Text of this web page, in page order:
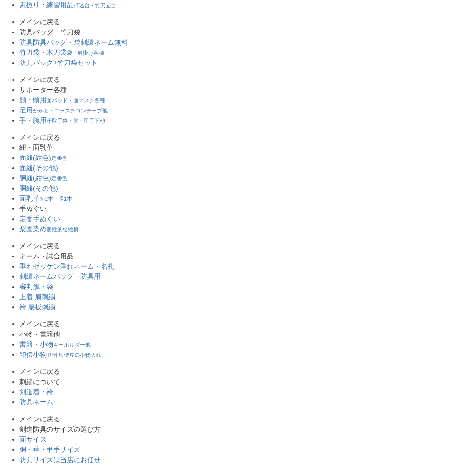
素振り・練習用品打込台・竹刀立台
メインに戻る
防具バッグ・竹刀袋
防具防具バッグ・袋刺繍ネーム無料
竹刀袋・木刀袋袋・肩掛け各種
防具バッグ+竹刀袋セット
メインに戻る
サポーター各種
顔・頭用面パッド・面マスク各種
足用かかと・エラスチコンテープ他
手・腕用汗取手袋・肘・甲手下他
メインに戻る
紐・面乳革
面紐(紺色)定番色
面紐(その他)
胴紐(紺色)定番色
胴紐(その他)
面乳革短2本・長1本
手ぬぐい
定番手ぬぐい
梨園染め個性的な絵柄
メインに戻る
ネーム・試合用品
垂れゼッケン垂れネーム・名札
刺繍ネームバッグ・防具用
審判旗・袋
上着 肩刺繍
袴 腰板刺繍
メインに戻る
小物・書籍他
書籍・小物キーホルダー他
印伝小物甲州 印傳屋の小物入れ
メインに戻る
刺繍について
剣道着・袴
防具ネーム
メインに戻る
剣道防具のサイズの選び方
面サイズ
胴・垂・甲手サイズ
防具サイズは当店にお任せ